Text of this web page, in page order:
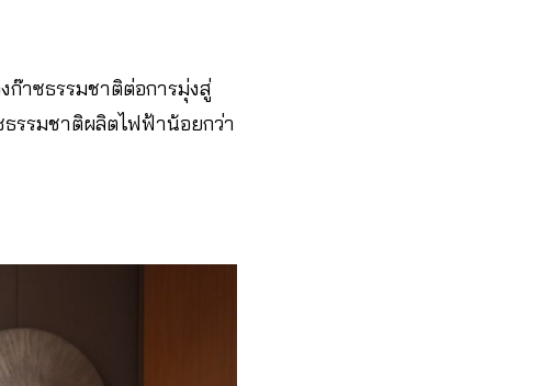
ก๊าซธรรมชาติต่อการมุ่งสู่
ธรรมชาติผลิตไฟฟ้าน้อยกว่า